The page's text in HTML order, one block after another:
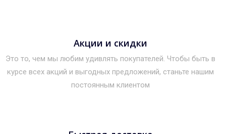
Акции и скидки
Это то, чем мы любим удивлять покупателей. Чтобы быть в
курсе всех акций и выгодных предложений, станьте нашим
постоянным клиентом